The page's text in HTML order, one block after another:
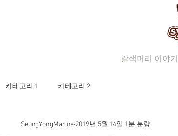
갈색머리 이야기
카테고리 1 카테고리 2
SeungYongMarine 2019년 5월 14일 1분 분량